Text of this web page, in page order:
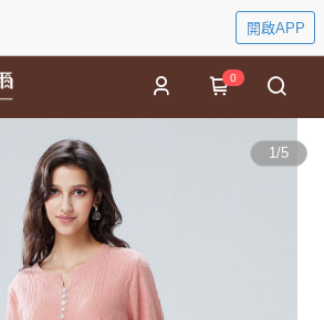
開啟APP
0
1/5